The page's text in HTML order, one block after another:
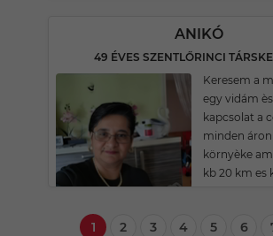
ANIKÓ
49 ÉVES SZENTLŐRINCI
Keresem a
egy vidám
kapcsolat a
minden áron
környèke
kb 20 km es
1 2 3 4 5 6